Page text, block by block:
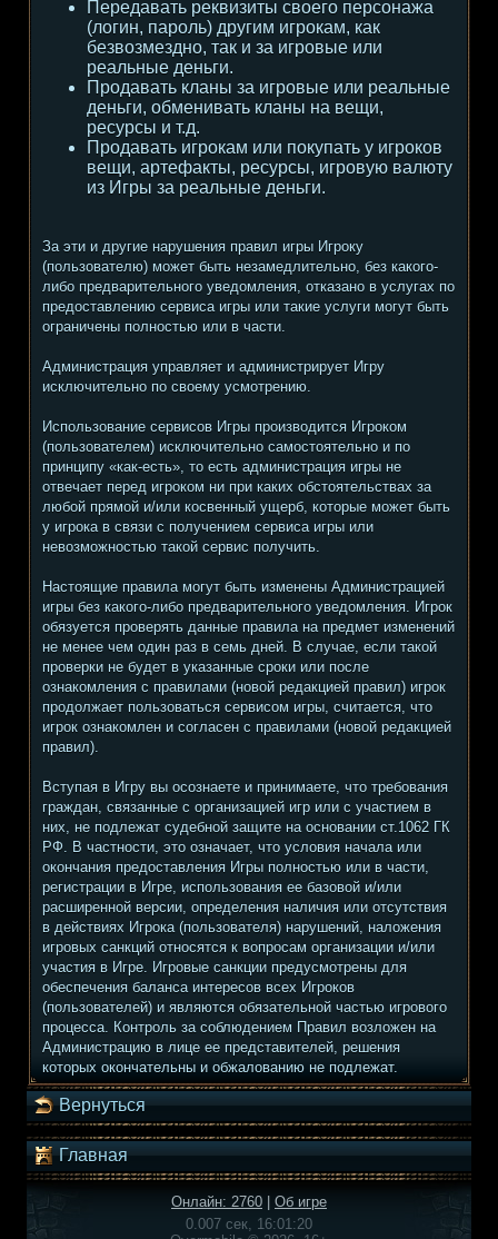
Передавать реквизиты своего персонажа
(логин, пароль) другим игрокам, как
безвозмездно, так и за игровые или
реальные деньги.
Продавать кланы за игровые или реальные
деньги, обменивать кланы на вещи,
ресурсы и т.д.
Продавать игрокам или покупать у игроков
вещи, артефакты, ресурсы, игровую валюту
из Игры за реальные деньги.
За эти и другие нарушения правил игры Игроку
(пользователю) может быть незамедлительно, без какого-
либо предварительного уведомления, отказано в услугах по
предоставлению сервиса игры или такие услуги могут быть
ограничены полностью или в части.
Администрация управляет и администрирует Игру
исключительно по своему усмотрению.
Использование сервисов Игры производится Игроком
(пользователем) исключительно самостоятельно и по
принципу «как-есть», то есть администрация игры не
отвечает перед игроком ни при каких обстоятельствах за
любой прямой и/или косвенный ущерб, которые может быть
у игрока в связи с получением сервиса игры или
невозможностью такой сервис получить.
Настоящие правила могут быть изменены Администрацией
игры без какого-либо предварительного уведомления. Игрок
обязуется проверять данные правила на предмет изменений
не менее чем один раз в семь дней. В случае, если такой
проверки не будет в указанные сроки или после
ознакомления с правилами (новой редакцией правил) игрок
продолжает пользоваться сервисом игры, считается, что
игрок ознакомлен и согласен с правилами (новой редакцией
правил).
Вступая в Игру вы осознаете и принимаете, что требования
граждан, связанные с организацией игр или с участием в
них, не подлежат судебной защите на основании ст.1062 ГК
РФ. В частности, это означает, что условия начала или
окончания предоставления Игры полностью или в части,
регистрации в Игре, использования ее базовой и/или
расширенной версии, определения наличия или отсутствия
в действиях Игрока (пользователя) нарушений, наложения
игровых санкций относятся к вопросам организации и/или
участия в Игре. Игровые санкции предусмотрены для
обеспечения баланса интересов всех Игроков
(пользователей) и являются обязательной частью игрового
процесса. Контроль за соблюдением Правил возложен на
Администрацию в лице ее представителей, решения
которых окончательны и обжалованию не подлежат.
Вернуться
Главная
Онлайн: 2760
Об игре
0.007 сек, 16:01:20